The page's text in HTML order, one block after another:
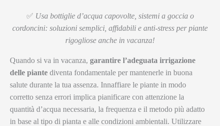
✅ Usa bottiglie d’acqua capovolte, sistemi a goccia o
cordoncini: soluzioni semplici, affidabili e anti-stress per piante
rigogliose anche in vacanza!
Quando si va in vacanza, garantire l’adeguata irrigazione
delle piante diventa fondamentale per mantenerle in buona
salute durante la tua assenza. Innaffiare le piante in modo
corretto senza errori implica pianificare con attenzione la
quantità d’acqua necessaria, la frequenza e il metodo più adatto
in base al tipo di pianta e alle condizioni ambientali. Utilizzare